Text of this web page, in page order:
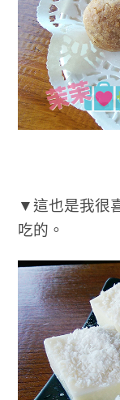
▼這也是我很
吃的。